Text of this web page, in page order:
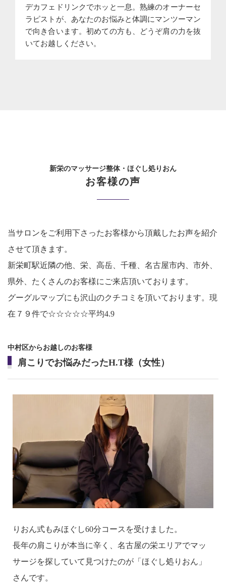
デカフェドリンクでホッと一息。熟練のオーナーセ
ラピストが、あなたのお悩みと体調にマンツーマン
で向き合います。初めての方も、どうぞ肩の力を抜
いてお越しください。
新栄のマッサージ整体・ほぐし処りおん
お客様の声
当サロンをご利用下さったお客様から頂戴したお声を紹介
させて頂きます。
新栄町駅近隣の他、栄、高岳、千種、名古屋市内、市外、
県外、たくさんのお客様にご来店頂いております。
グーグルマップにも沢山のクチコミを頂いております。現
在７９件で☆☆☆☆☆平均4.9
中村区からお越しのお客様
肩こりでお悩みだったH.T様（女性）
りおん式もみほぐし60分コースを受けました。
長年の肩こりが本当に辛く、名古屋の栄エリアでマッ
サージを探していて見つけたのが「ほぐし処りおん」
さんです。